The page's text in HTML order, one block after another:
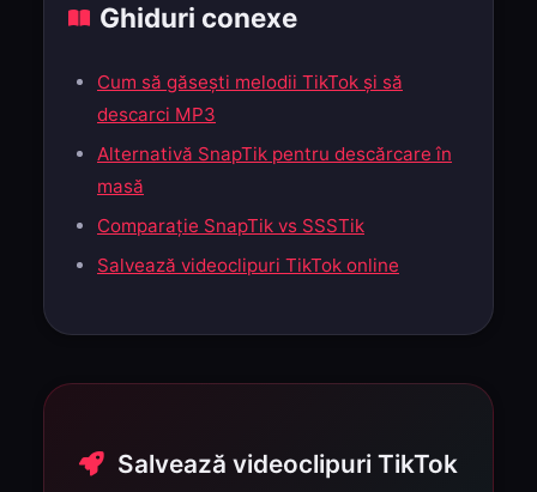
Ghiduri conexe
Cum să găsești melodii TikTok și să
descarci MP3
Alternativă SnapTik pentru descărcare în
masă
Comparație SnapTik vs SSSTik
Salvează videoclipuri TikTok online
Salvează videoclipuri TikTok